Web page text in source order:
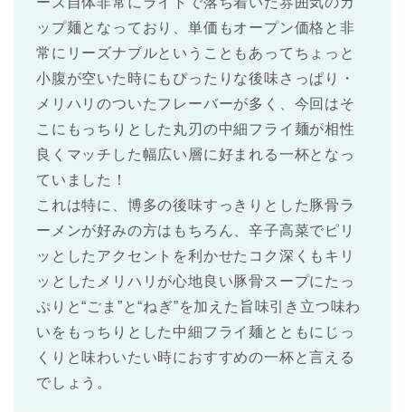
ップ麺となっており、単価もオープン価格と非
常にリーズナブルということもあってちょっと
小腹が空いた時にもぴったりな後味さっぱり・
メリハリのついたフレーバーが多く、今回はそ
こにもっちりとした丸刃の中細フライ麺が相性
良くマッチした幅広い層に好まれる一杯となっ
ていました！
これは特に、博多の後味すっきりとした豚骨ラ
ーメンが好みの方はもちろん、辛子高菜でピリ
ッとしたアクセントを利かせたコク深くもキリ
ッとしたメリハリが心地良い豚骨スープにたっ
ぷりと“ごま”と“ねぎ”を加えた旨味引き立つ味わ
いをもっちりとした中細フライ麺とともにじっ
くりと味わいたい時におすすめの一杯と言える
でしょう。